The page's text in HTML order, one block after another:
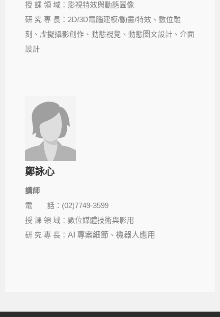
授 課 領 域：影視特效與動態圖像
研 究 專 長：2D/3D電腦建模/動畫/特效、數位雕
刻、虛擬攝影創作、動態視覺、動態圖文設計、介面
設計
鄭詠心
講師
電 話：(02)7749-3599
授 課 領 域：數位媒體技術與影用
研 究 專 長：AI 專案細節 、機器人應用